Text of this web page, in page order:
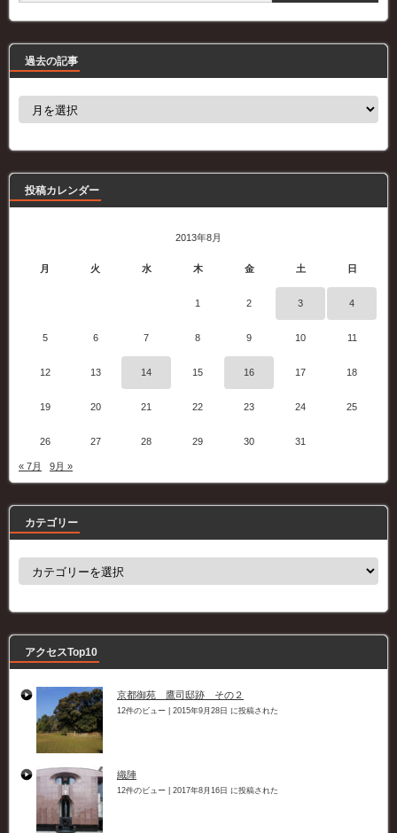
過去の記事
過
事
投稿カレンダー
2013年8月
月 火 水 木 金 土 日
1 2 3 4
5 6 7 8 9 10 11
12 13 14 15 16 17 18
19 20 21 22 23 24 25
26 27 28 29 30 31
« 7月 9月 »
カテゴリー
カ
ー
アクセスTop10
京都御苑 鷹司邸跡 その２
12件のビュー 2015年9月28日 に投稿された
織陣
12件のビュー 2017年8月16日 に投稿された